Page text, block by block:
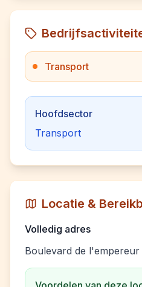
Transport
Hoofdsector
Transport
Locatie &
Volledig adres
Boulevard de